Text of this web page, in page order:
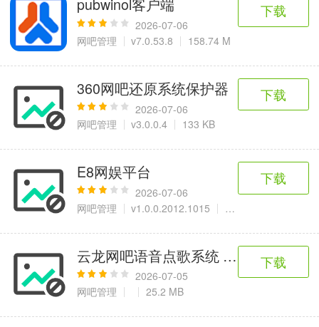
pubwinol客户端
2026-07-06
网吧管理
v7.0.53.8 158.74 M
下载
360网吧还原系统保护器
2026-07-06
网吧管理
v3.0.0.4 133 KB
下载
E8网娱平台
2026-07-06
网吧管理
v1.0.0.2012.1015 44.5 MB
下载
云龙网吧语音点歌系统 2011
2026-07-05
网吧管理
25.2 MB
下载